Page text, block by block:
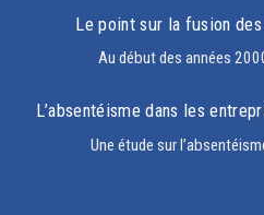
Le point sur la fusion
Au début des années
L’absentéisme dans les
Une étude sur